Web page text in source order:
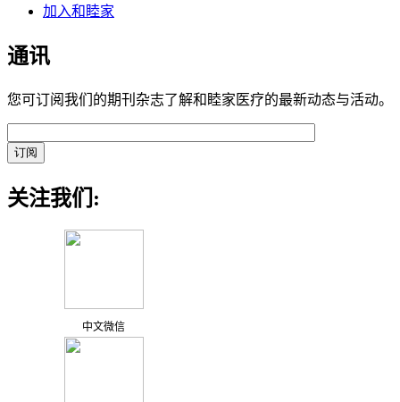
加入和睦家
通讯
您可订阅我们的期刊杂志了解和睦家医疗的最新动态与活动。
关注我们:
中文微信